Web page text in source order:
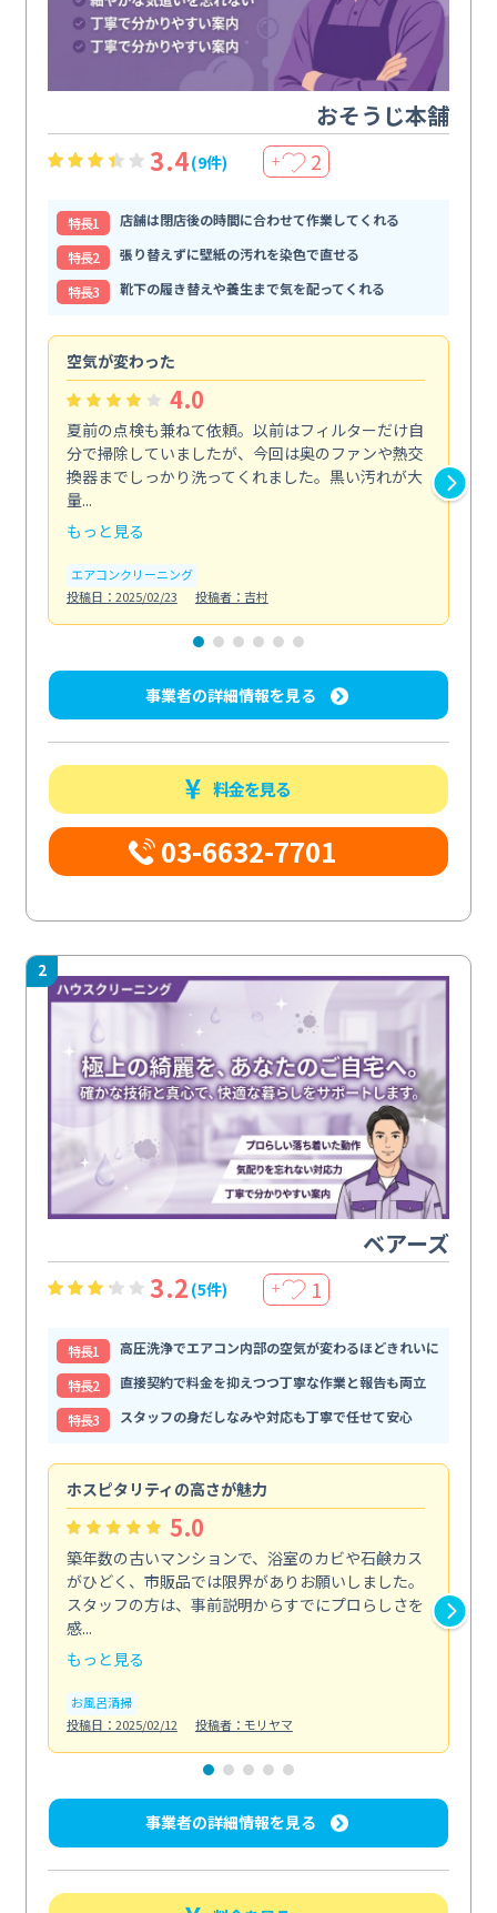
おそうじ本舗
3.4(9件) ＋ 2
特⻑1
店舗は閉店後の時間に合わせて作業してくれる
特⻑2
張り替えずに壁紙の汚れを染色で直せる
特⻑3
靴下の履き替えや養生まで気を配ってくれる
空気が変わった
4.0
夏前の点検も兼ねて依頼。以前はフィルターだけ自
分で掃除していましたが、今回は奥のファンや熱交
換器までしっかり洗ってくれました。黒い汚れが大
量...
もっと見る
エアコンクリーニング
投稿日：2025/02/23
投稿者：吉村
事業者の詳細情報を見る
料金を見る
03-6632-7701
2
ベアーズ
3.2 (5件) ＋ 1
特⻑1
高圧洗浄でエアコン内部の空気が変わるほどきれいに
特⻑2
直接契約で料金を抑えつつ丁寧な作業と報告も両立
特⻑3
スタッフの身だしなみや対応も丁寧で任せて安心
ホスピタリティの高さが魅力
5.0
築年数の古いマンションで、浴室のカビや石鹸カス
がひどく、市販品では限界がありお願いしました。
スタッフの方は、事前説明からすでにプロらしさを
感...
もっと見る
お風呂清掃
投稿日：2025/02/12
投稿者：モリヤマ
事業者の詳細情報を見る